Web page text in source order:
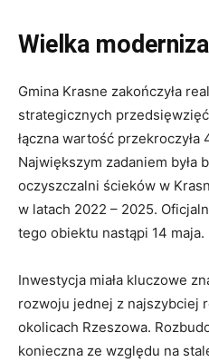
Wielka
Gmina Krasne zakończyła
strategicznych
łączna wartość przekroczyła
Największym zadaniem była
oczyszczalni ścieków w
w latach 2022 – 2025.
tego obiektu nastąpi 14 maja.
Inwestycja miała kluczowe
rozwoju jednej z najszybciej
okolicach Rzeszowa.
konieczna ze względu na